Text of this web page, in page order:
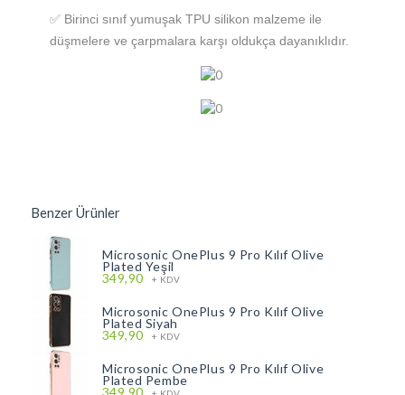
✅ Birinci sınıf yumuşak TPU silikon malzeme ile
düşmelere ve çarpmalara karşı oldukça dayanıklıdır.
Benzer Ürünler
Microsonic OnePlus 9 Pro Kılıf Olive
Plated Yeşil
349,90 + KDV
Microsonic OnePlus 9 Pro Kılıf Olive
Plated Siyah
349,90 + KDV
Microsonic OnePlus 9 Pro Kılıf Olive
Plated Pembe